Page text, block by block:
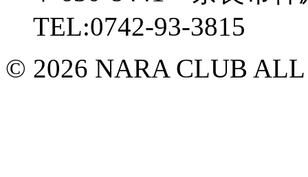
TEL:0742-93-3815
© 2026 NARA CLUB ALL